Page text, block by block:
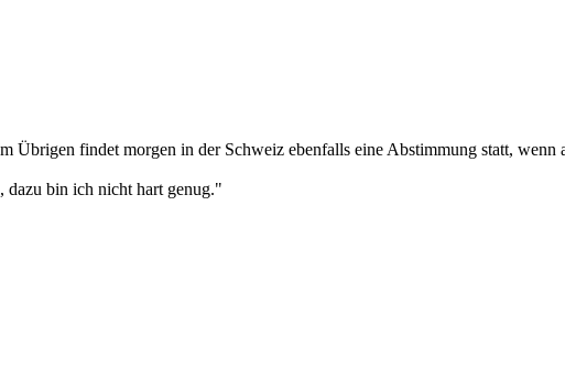
Übrigen findet morgen in der Schweiz ebenfalls eine Abstimmung statt, wenn
bin ich nicht hart genug."